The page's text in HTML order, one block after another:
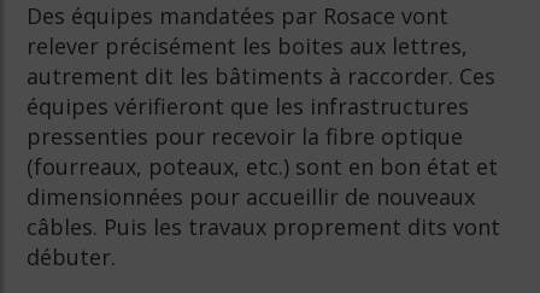
Des équipes mandatées par Rosace vont
relever précisément les boites aux lettres,
autrement dit les bâtiments à raccorder. Ces
équipes vérifieront que les infrastructures
pressenties pour recevoir la fibre optique
(fourreaux, poteaux, etc.) sont en bon état et
dimensionnées pour accueillir de nouveaux
câbles. Puis les travaux proprement dits vont
débuter.